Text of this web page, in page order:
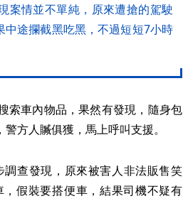
案情並不單純，原來遭搶的駕駛
途攔截黑吃黑，不過短短7小時
索車內物品，果然有發現，隨身包
方人贓俱獲，馬上呼叫支援。
查發現，原來被害人非法販售笑
假裝要搭便車，結果司機不疑有